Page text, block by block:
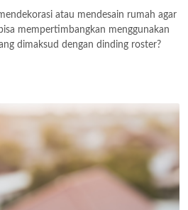
atau mendesain rumah agar
mempertimbangkan menggunakan
dimaksud dengan dinding roster?